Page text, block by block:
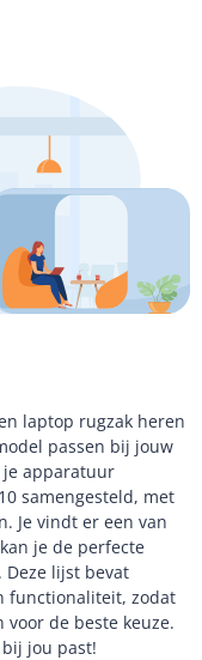
laptop rugzak heren
passen bij jouw
je apparatuur
samengesteld, met
Je vindt er een van
je de perfecte
Deze lijst bevat
functionaliteit, zodat
de beste keuze.
jou past!